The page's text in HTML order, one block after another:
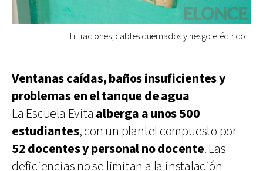
Filtraciones, cables quemados y riesgo eléctrico
Ventanas caídas, baños insuficientes y
problemas en el tanque de agua
La Escuela Evita alberga a unos 500
estudiantes, con un plantel compuesto por
52 docentes y personal no docente. Las
deficiencias no se limitan a la instalación